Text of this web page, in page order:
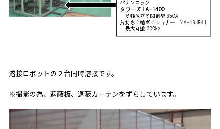
溶接ロボットの２台同時溶接です。
※撮影の為、遮蔽板、遮蔽カーテンをずらしています。